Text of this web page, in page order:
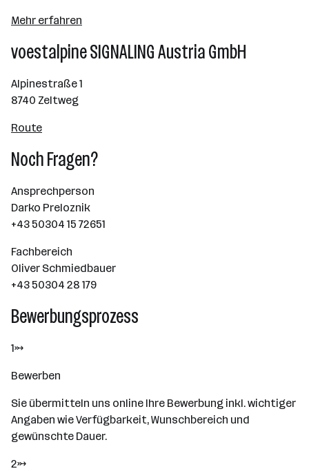
Mehr erfahren
voestalpine SIGNALING Austria GmbH
Alpinestraße 1
8740 Zeltweg
Route
Noch Fragen?
Ansprechperson
Darko Preloznik
+43 50304 15 72651
Fachbereich
Oliver Schmiedbauer
+43 50304 28 179
Bewerbungsprozess
1→
Bewerben
Sie übermitteln uns online Ihre Bewerbung inkl. wichtiger
Angaben wie Verfügbarkeit, Wunschbereich und
gewünschte Dauer.
2→